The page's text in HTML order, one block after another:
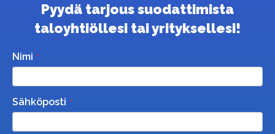
Pyydä tarjous suodattimista
taloyhtiöllesi tai yrityksellesi!
Nimi
Sähköposti